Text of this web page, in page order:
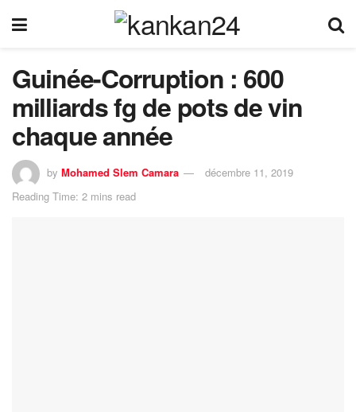
Guinée-Corruption : 600
milliards fg de pots de vin
chaque année
by Mohamed Slem Camara
décembre 11, 2019
Reading Time: 2 mins read